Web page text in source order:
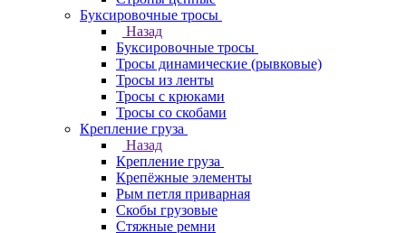
Буксировочные тросы
Назад
Буксировочные тросы
Тросы динамические (рывковые)
Тросы из ленты
Тросы с крюками
Тросы со скобами
Крепление груза
Назад
Крепление груза
Крепёжные элементы
Рым петля приварная
Скобы грузовые
Стяжные ремни